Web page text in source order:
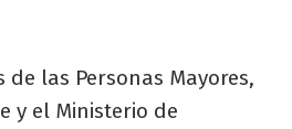
de las Personas Mayores,
y el Ministerio de